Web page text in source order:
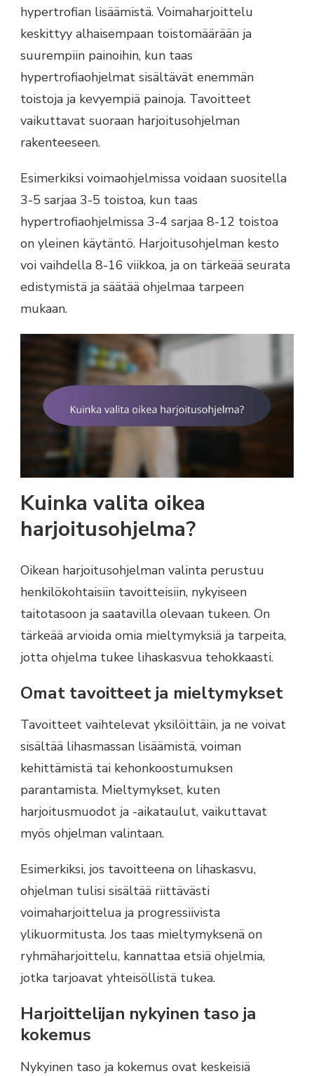
hypertrofian lisäämistä. Voimaharjoittelu
keskittyy alhaisempaan toistomäärään ja
suurempiin painoihin, kun taas
hypertrofiaohjelmat sisältävät enemmän
toistoja ja kevyempiä painoja. Tavoitteet
vaikuttavat suoraan harjoitusohjelman
rakenteeseen.
Esimerkiksi voimaohjelmissa voidaan suositella
3-5 sarjaa 3-5 toistoa, kun taas
hypertrofiaohjelmissa 3-4 sarjaa 8-12 toistoa
on yleinen käytäntö. Harjoitusohjelman kesto
voi vaihdella 8-16 viikkoa, ja on tärkeää seurata
edistymistä ja säätää ohjelmaa tarpeen
mukaan.
Kuinka valita oikea
harjoitusohjelma?
Oikean harjoitusohjelman valinta perustuu
henkilökohtaisiin tavoitteisiin, nykyiseen
taitotasoon ja saatavilla olevaan tukeen. On
tärkeää arvioida omia mieltymyksiä ja tarpeita,
jotta ohjelma tukee lihaskasvua tehokkaasti.
Omat tavoitteet ja mieltymykset
Tavoitteet vaihtelevat yksilöittäin, ja ne voivat
sisältää lihasmassan lisäämistä, voiman
kehittämistä tai kehonkoostumuksen
parantamista. Mieltymykset, kuten
harjoitusmuodot ja -aikataulut, vaikuttavat
myös ohjelman valintaan.
Esimerkiksi, jos tavoitteena on lihaskasvu,
ohjelman tulisi sisältää riittävästi
voimaharjoittelua ja progressiivista
ylikuormitusta. Jos taas mieltymyksenä on
ryhmäharjoittelu, kannattaa etsiä ohjelmia,
jotka tarjoavat yhteisöllistä tukea.
Harjoittelijan nykyinen taso ja
kokemus
Nykyinen taso ja kokemus ovat keskeisiä